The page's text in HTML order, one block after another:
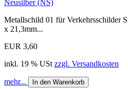
Neusilber (NS)
Metallschild 01 für Verkehrsschilder
x 21,3mm...
EUR 3,60
inkl. 19 % USt zzgl. Versandkosten
mehr... In den Warenkorb